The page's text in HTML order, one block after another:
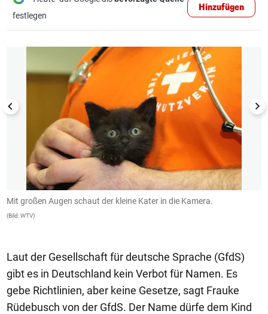
festlegen
Hinzufügen
1/3
Mit großen Augen schaut der kleine Kater in die Kamera.
(Bild: WTV)
Laut der Gesellschaft für deutsche Sprache (GfdS)
gibt es in Deutschland kein Verbot für Namen. Es
gebe Richtlinien, aber keine Gesetze, sagt Frauke
Rüdebusch von der GfdS. Der Name dürfe dem Kind